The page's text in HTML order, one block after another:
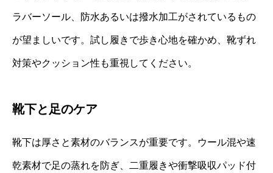
ラバーソール、防水あるいは撥水加工がされているもの
が望ましいです。試し履きで歩き心地を確かめ、靴ずれ
対策やクッション性も重視してください。
靴下と足のケア
靴下は厚さと素材のバランスが重要です。ウール混や速
乾素材で足の蒸れを防ぎ、二重履きや衝撃吸収パッド付